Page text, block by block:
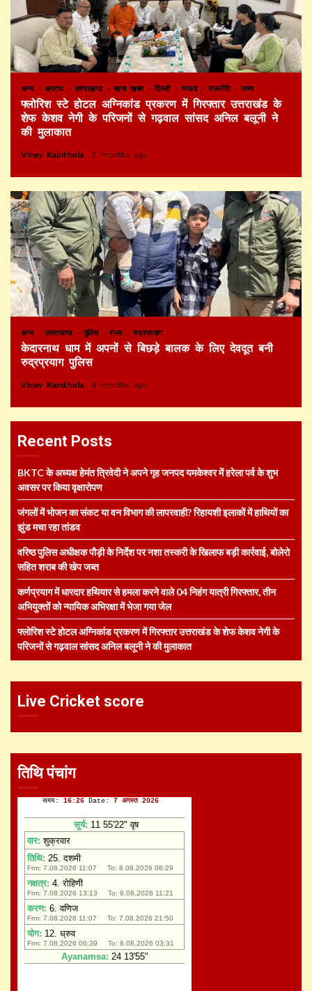
अन्य अपराध उत्तराखण्ड खास खबर दिल्ली भाजपा राजनीति राज्य
फ्लोरिश स्टे होटल अग्निकांड प्रकरण में गिरफ्तार उत्तराखंड के
शेफ केशव नेगी के परिजनों से गढ़वाल सांसद अनिल बलूनी ने
की मुलाकात
Vinay Kainthola 2 months ago
अन्य उत्तराखण्ड पुलिस राज्य रुद्रप्रयाग
केदारनाथ धाम में अपनों से बिछड़े बालक के लिए देवदूत बनी
रुद्रप्रयाग पुलिस
Vinay Kainthola 4 months ago
Recent Posts
BKTC के अध्यक्ष हेमंत त्रिवेदी ने अपने गृह जनपद यमकेश्वर में हरेला पर्व के शुभ
अवसर पर किया वृक्षारोपण
जंगलों में भोजन का संकट या वन विभाग की लापरवाही? रिहायशी इलाकों में हाथियों का
झुंड मचा रहा तांडव
वरिष्ठ पुलिस अधीक्षक पौड़ी के निर्देश पर नशा तस्करी के खिलाफ बड़ी कार्रवाई, बोलेरो
सहित शराब की खेप जब्त
कर्णप्रयाग में धारदार हथियार से हमला करने वाले 04 निहंग यात्री गिरफ्तार, तीन
अभियुक्तों को न्यायिक अभिरक्षा में भेजा गया जेल
फ्लोरिश स्टे होटल अग्निकांड प्रकरण में गिरफ्तार उत्तराखंड के शेफ केशव नेगी के
परिजनों से गढ़वाल सांसद अनिल बलूनी ने की मुलाकात
Live Cricket score
तिथि पंचांग